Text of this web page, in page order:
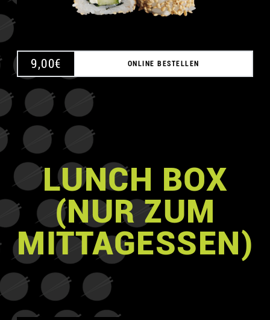
9,00€ ONLINE BESTELLEN
LUNCH BOX
(NUR ZUM
MITTAGESSEN)